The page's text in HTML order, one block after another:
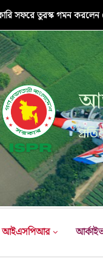
সফরে তুরস্ক গমন করলেন
আইএসপিআর